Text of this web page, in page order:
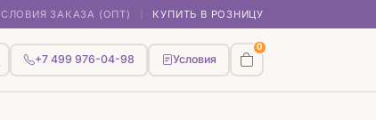
ЗАКАЗА (ОПТ) КУПИТЬ В РОЗНИЦУ
+7 499 976-04-98 Условия
0